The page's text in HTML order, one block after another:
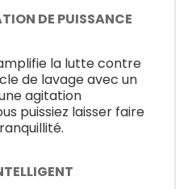
DE PUISSANCE
la lutte contre
de lavage avec un
agitation
puissiez laisser faire